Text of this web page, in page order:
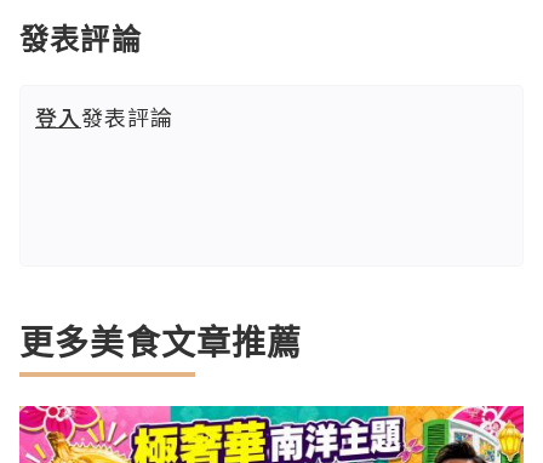
發表評論
登入發表評論
更多美食文章推薦